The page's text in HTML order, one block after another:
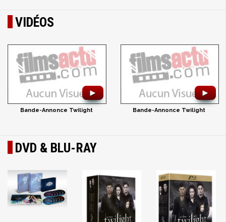
VIDÉOS
►
Bande-Annonce Twilight
►
Bande-Annonce Twilight
DVD & BLU-RAY